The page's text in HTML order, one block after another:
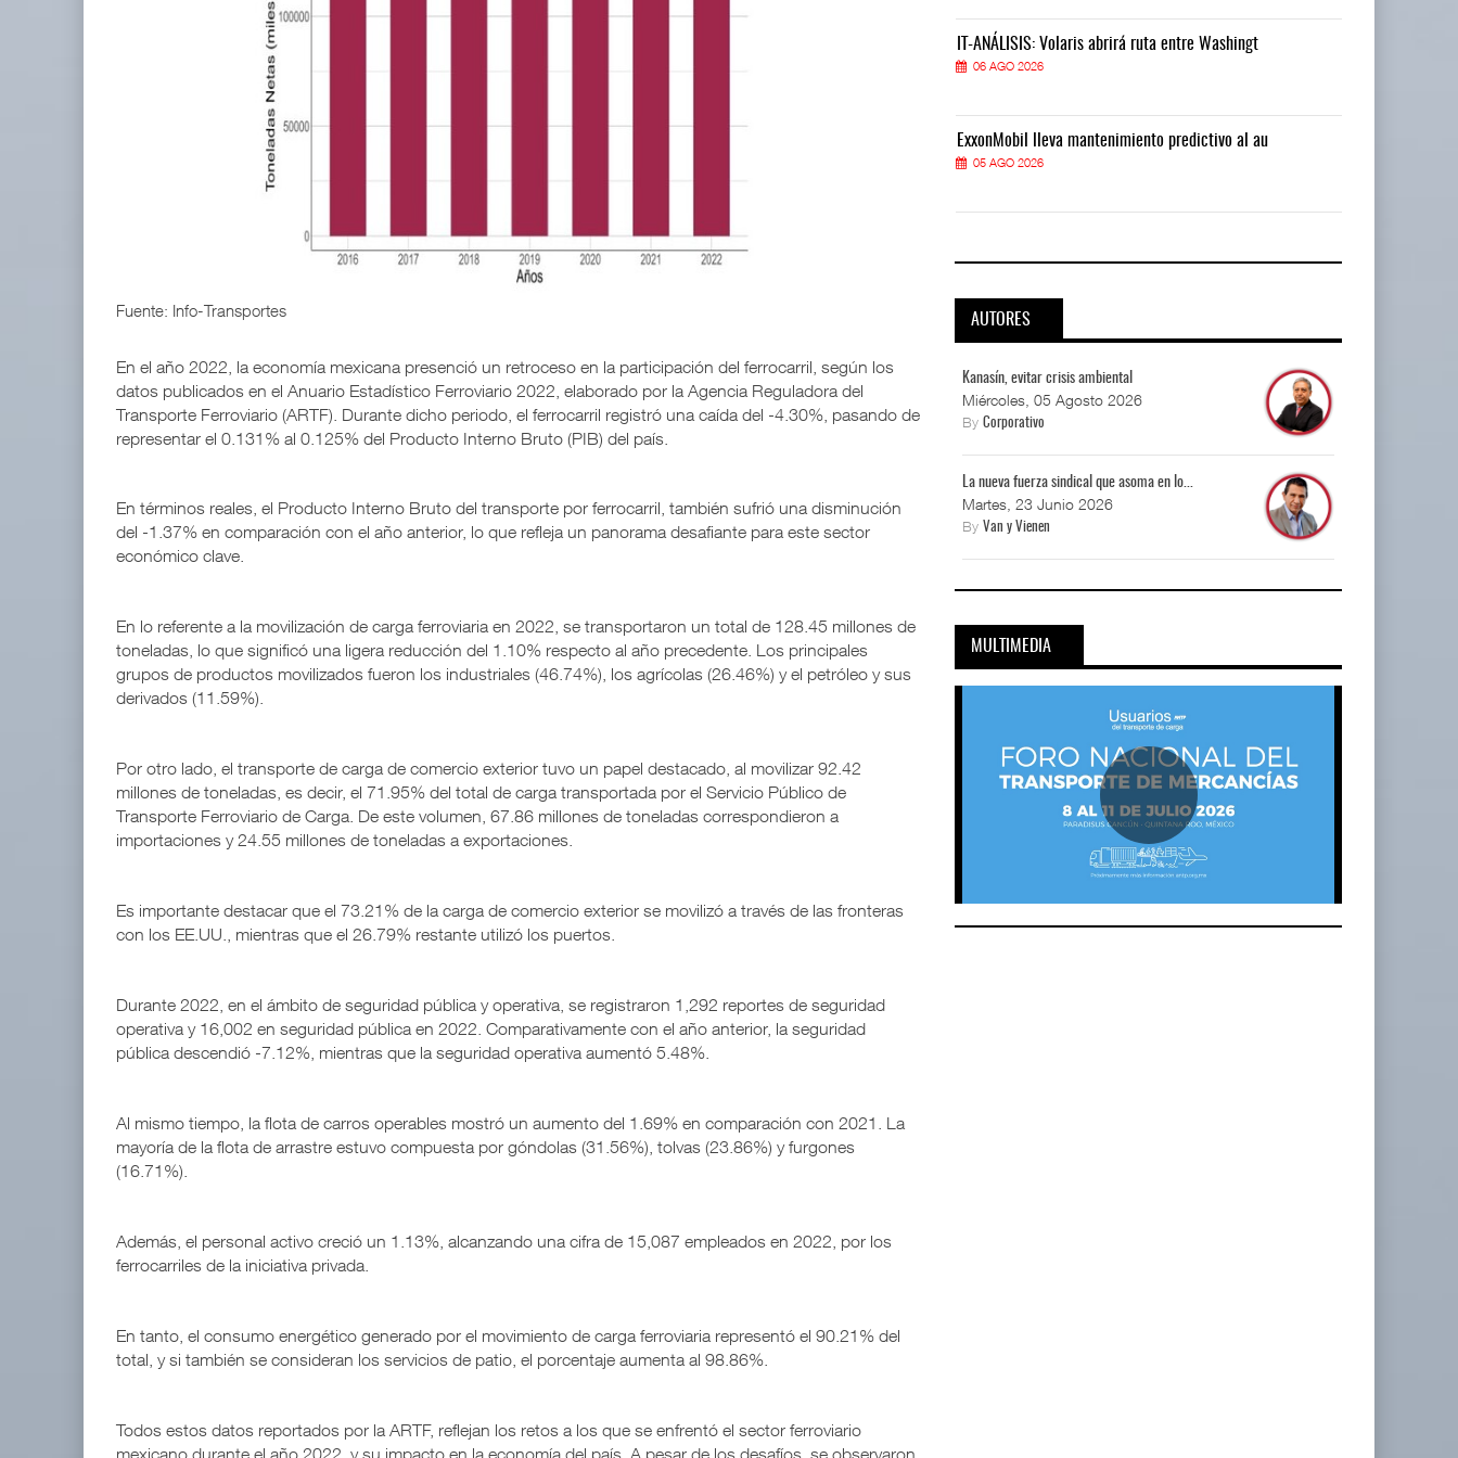
Fuente: Info-Transportes
En el año 2022, la economía mexicana presenció un retroceso en la participación del ferrocarril, según los
datos publicados en el Anuario Estadístico Ferroviario 2022, elaborado por la Agencia Reguladora del
Transporte Ferroviario (ARTF). Durante dicho periodo, el ferrocarril registró una caída del -4.30%, pasando de
representar el 0.131% al 0.125% del Producto Interno Bruto (PIB) del país.
En términos reales, el Producto Interno Bruto del transporte por ferrocarril, también sufrió una disminución
del -1.37% en comparación con el año anterior, lo que refleja un panorama desafiante para este sector
económico clave.
En lo referente a la movilización de carga ferroviaria en 2022, se transportaron un total de 128.45 millones de
toneladas, lo que significó una ligera reducción del 1.10% respecto al año precedente. Los principales
grupos de productos movilizados fueron los industriales (46.74%), los agrícolas (26.46%) y el petróleo y sus
derivados (11.59%).
Por otro lado, el transporte de carga de comercio exterior tuvo un papel destacado, al movilizar 92.42
millones de toneladas, es decir, el 71.95% del total de carga transportada por el Servicio Público de
Transporte Ferroviario de Carga. De este volumen, 67.86 millones de toneladas correspondieron a
importaciones y 24.55 millones de toneladas a exportaciones.
Es importante destacar que el 73.21% de la carga de comercio exterior se movilizó a través de las fronteras
con los EE.UU., mientras que el 26.79% restante utilizó los puertos.
Durante 2022, en el ámbito de seguridad pública y operativa, se registraron 1,292 reportes de seguridad
operativa y 16,002 en seguridad pública en 2022. Comparativamente con el año anterior, la seguridad
pública descendió -7.12%, mientras que la seguridad operativa aumentó 5.48%.
Al mismo tiempo, la flota de carros operables mostró un aumento del 1.69% en comparación con 2021. La
mayoría de la flota de arrastre estuvo compuesta por góndolas (31.56%), tolvas (23.86%) y furgones
(16.71%).
Además, el personal activo creció un 1.13%, alcanzando una cifra de 15,087 empleados en 2022, por los
ferrocarriles de la iniciativa privada.
En tanto, el consumo energético generado por el movimiento de carga ferroviaria representó el 90.21% del
total, y si también se consideran los servicios de patio, el porcentaje aumenta al 98.86%.
Todos estos datos reportados por la ARTF, reflejan los retos a los que se enfrentó el sector ferroviario
mexicano durante el año 2022, y su impacto en la economía del país. A pesar de los desafíos, se observaron
IT-ANÁLISIS: Volaris abrirá ruta entre Washingt
ExxonMobil lleva mantenimiento predictivo al au
IT-ANÁLISIS: Volaris abrirá ruta entre Washingt
06 AGO 2026
ExxonMobil lleva mantenimiento predictivo al au
05 AGO 2026
AUTORES
Kanasín, evitar crisis ambiental
Miércoles, 05 Agosto 2026
ByCorporativo
La nueva fuerza sindical que asoma en lo...
Martes, 23 Junio 2026
ByVan y Vienen
MULTIMEDIA